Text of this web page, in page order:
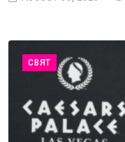
СВЯТ